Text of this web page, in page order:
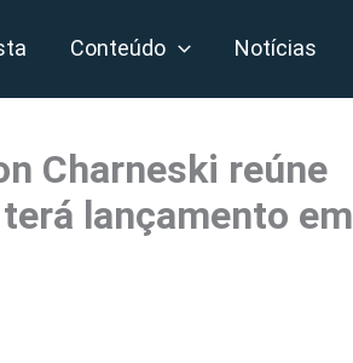
Conteúdo Notícias
Charneski reúne
lançamento em